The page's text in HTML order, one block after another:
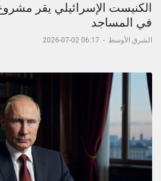
الكنيست الإسرائيلي يقر مشروع
في المساجد
الشرق الأوسط -
06:17 02-07-2026